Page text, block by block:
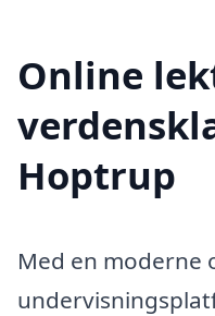
Online
Hoptrup
Med en moderne